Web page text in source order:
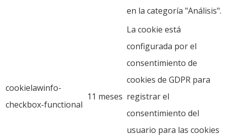
en la categoría "Análisis".
cookielawinfo-
checkbox-functional
11 meses
La cookie está
configurada por el
consentimiento de
cookies de GDPR para
registrar el
consentimiento del
usuario para las cookies